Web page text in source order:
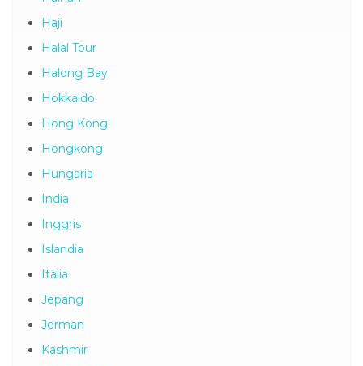
Haji
Halal Tour
Halong Bay
Hokkaido
Hong Kong
Hongkong
Hungaria
India
Inggris
Islandia
Italia
Jepang
Jerman
Kashmir